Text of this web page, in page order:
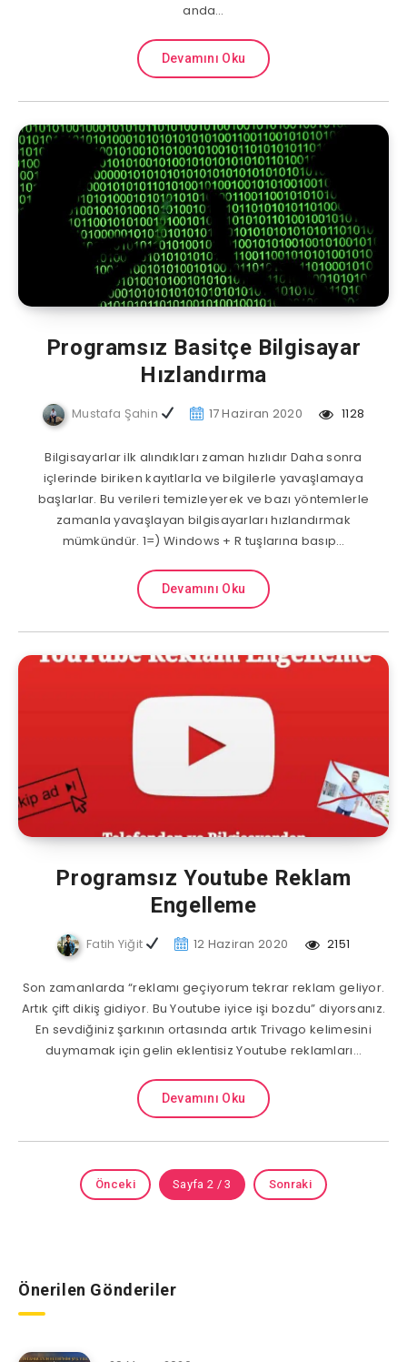
anda…
Devamını Oku
Programsız Basitçe Bilgisayar
Hızlandırma
Mustafa Şahin 17 Haziran 2020 1128
Bilgisayarlar ilk alındıkları zaman hızlıdır Daha sonra
içlerinde biriken kayıtlarla ve bilgilerle yavaşlamaya
başlarlar. Bu verileri temizleyerek ve bazı yöntemlerle
zamanla yavaşlayan bilgisayarları hızlandırmak
mümkündür. 1=) Windows + R tuşlarına basıp…
Devamını Oku
Programsız Youtube Reklam
Engelleme
Fatih Yiğit 12 Haziran 2020 2151
Son zamanlarda “reklamı geçiyorum tekrar reklam geliyor.
Artık çift dikiş gidiyor. Bu Youtube iyice işi bozdu” diyorsanız.
En sevdiğiniz şarkının ortasında artık Trivago kelimesini
duymamak için gelin eklentisiz Youtube reklamları…
Devamını Oku
Önceki Sayfa 2 / 3 Sonraki
Önerilen Gönderiler